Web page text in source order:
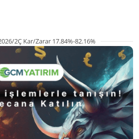
2Ç Kar/Zarar 17.84%-82.16%